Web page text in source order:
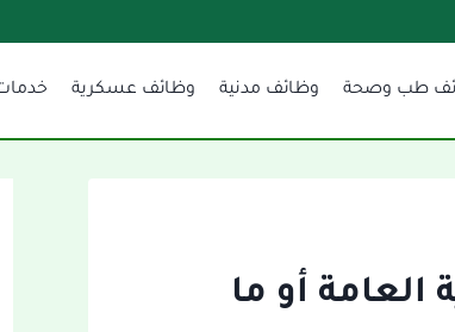
طب وصحة وظائف مدنية وظائف عسكرية خدمات
العامة أو ما